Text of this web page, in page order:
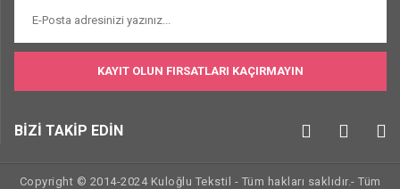
KAYIT OLUN FIRSATLARI KAÇIRMAYIN
BİZİ TAKİP EDİN
Copyright © 2014-2024 Kuloğlu Tekstil - Tüm hakları saklıdır.- Tüm